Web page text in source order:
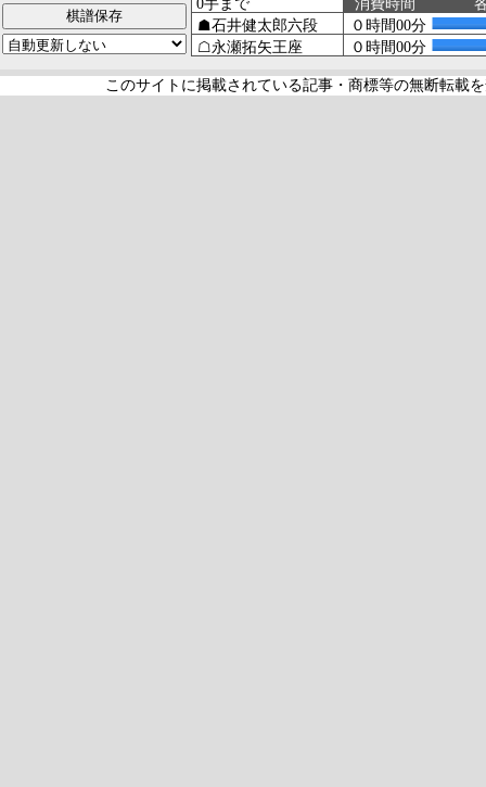
（棋譜・コメント入力＝玉響）
［棋譜表示の＊はコメント付きの指し
棋譜保存
このサイトに掲載されている記事・商標等の無断転載